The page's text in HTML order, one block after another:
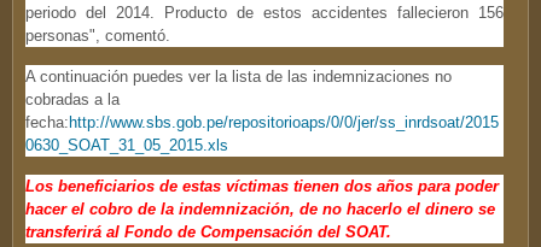
periodo del 2014. Producto de estos accidentes fallecieron 156
personas", comentó.
A continuación puedes ver la lista de las indemnizaciones no
cobradas a la
fecha: http://www.sbs.gob.pe/repositorioaps/0/0/jer/ss_inrdsoat/2015
0630_SOAT_31_05_2015.xls
Los beneficiarios de estas víctimas tienen dos años para poder
hacer el cobro de la indemnización, de no hacerlo el dinero se
transferirá al Fondo de Compensación del SOAT.